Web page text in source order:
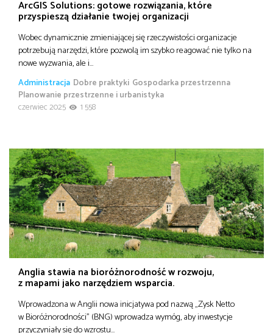
ArcGIS Solutions: gotowe rozwiązania, które
przyspieszą działanie twojej organizacji
Wobec dynamicznie zmieniającej się rzeczywistości organizacje
potrzebują narzędzi, które pozwolą im szybko reagować nie tylko na
nowe wyzwania, ale i…
Administracja Dobre praktyki Gospodarka przestrzenna
Planowanie przestrzenne i urbanistyka
czerwiec 2025
1 558
Anglia stawia na bioróżnorodność w rozwoju,
z mapami jako narzędziem wsparcia.
Wprowadzona w Anglii nowa inicjatywa pod nazwą „Zysk Netto
w Bioróżnorodności” (BNG) wprowadza wymóg, aby inwestycje
przyczyniały się do wzrostu…